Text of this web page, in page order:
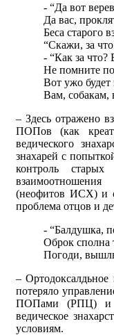
- “Да вот
Да вас,
Беса старого
“Скажи, за
- “Как за что?
Не помните
Вот ужо будет
Вам, собакам,
– Здесь отражено
ПОПов (как
ведического
знахарей с
контроль
(неофитов ИСХ) и
проблема отцов и
- “Балдушка,
Оброк сполна
Погоди,
– Ортодоксалдьное
потеряло
ПОПами (РПЦ) и
ведическое
условиям.